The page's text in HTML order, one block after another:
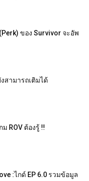
ของ Survivor จะอัพ
สามารถเติมได้
ROV ต้องรู้ !!
:ไกด์ EP 6.0 รวมข้อมูล